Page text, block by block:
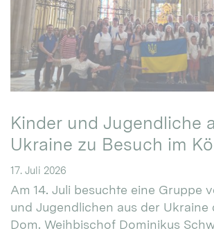
Kinder und Jugendliche
Ukraine zu Besuch im
17. Juli 2026
Am 14. Juli besuchte eine Gruppe
und Jugendlichen aus der Ukraine
Dom. Weihbischof Dominikus